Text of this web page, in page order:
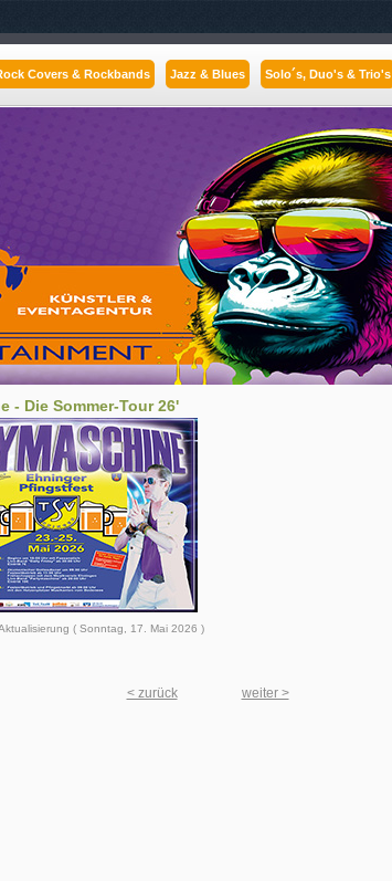
Covers & Rockbands Jazz & Blues Solo´s, Duo's & Trio's
- Die Sommer-Tour 26'
( Sonntag, 17. Mai 2026 )
< zurück
weiter >